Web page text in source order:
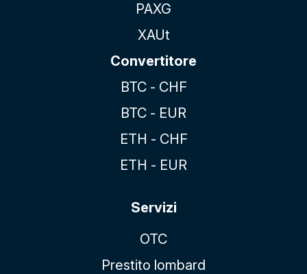
PAXG
XAUt
Convertitore
BTC - CHF
BTC - EUR
ETH - CHF
ETH - EUR
Servizi
OTC
Prestito lombard